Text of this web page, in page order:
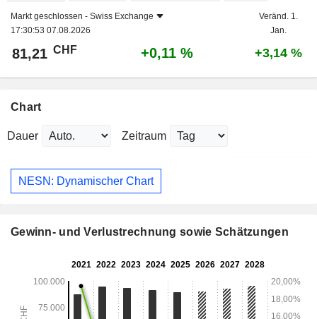
Markt geschlossen - Swiss Exchange
17:30:53 07.08.2026
Veränd. 1.
Jan.
81,21 CHF +0,11 % +3,14 %
Chart
Dauer Zeitraum
NESN: Dynamischer Chart
Gewinn- und Verlustrechnung sowie Schätzungen